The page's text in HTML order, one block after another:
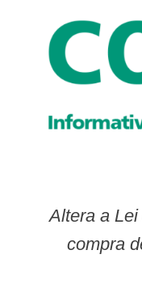
Altera a Lei nº 14.133, de 1º de abril de 2021 (Lei de Licitações e Contratos Administrativos), para estabelecer requisitos para a
compra